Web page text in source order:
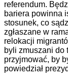
referendum.
bariera powinna
stosunek, co
zgłaszane w
relokacji
byli zmuszani do
przyjmować, by
powiedział